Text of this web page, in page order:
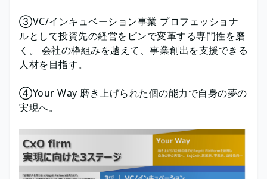
③VC/インキュベーション事業 プロフェッショナ
ルとして投資先の経営をピンで変革する専門性を磨
く。 会社の枠組みを越えて、事業創出を支援できる
人材を目指す。
④Your Way 磨き上げられた個の能力で自身の夢の
実現へ。